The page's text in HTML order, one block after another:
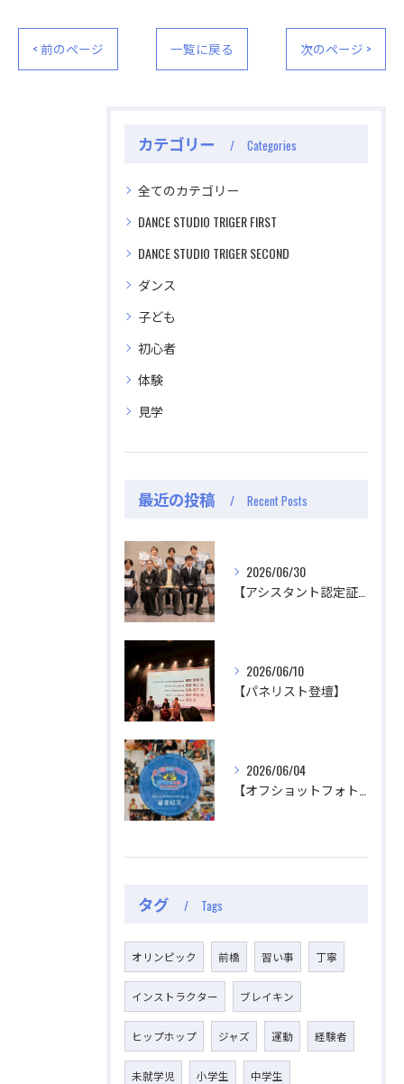
< 前のページ 一覧に戻る 次のページ >
カテゴリー Categories
全てのカテゴリー
DANCE STUDIO TRIGER FIRST
DANCE STUDIO TRIGER SECOND
ダンス
子ども
初心者
体験
見学
最近の投稿 Recent Posts
2026/06/30
2026/06/10
【パネリスト登壇】
2026/06/04
タグ Tags
オリンピック 前橋 習い事 丁寧
インストラクター ブレイキン
ヒップホップ ジャズ 運動 経験者
未就学児 小学生 中学生
ジオのこと、先生たちのことなどゆるく配信中
視聴する
ジオのこと、先生たちのことなどゆるく配信中
視聴する